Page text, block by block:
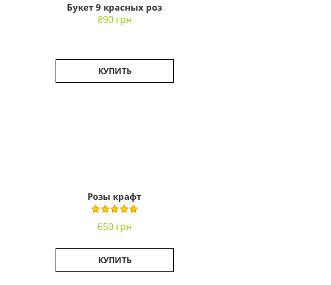
Букет 9 красных роз
890 грн
КУПИТЬ
Розы крафт
650 грн
КУПИТЬ